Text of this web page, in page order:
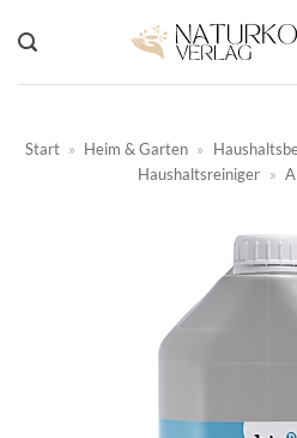
Inhalt
springen
Start » Heim & Garten »
Haushaltsreiniger »